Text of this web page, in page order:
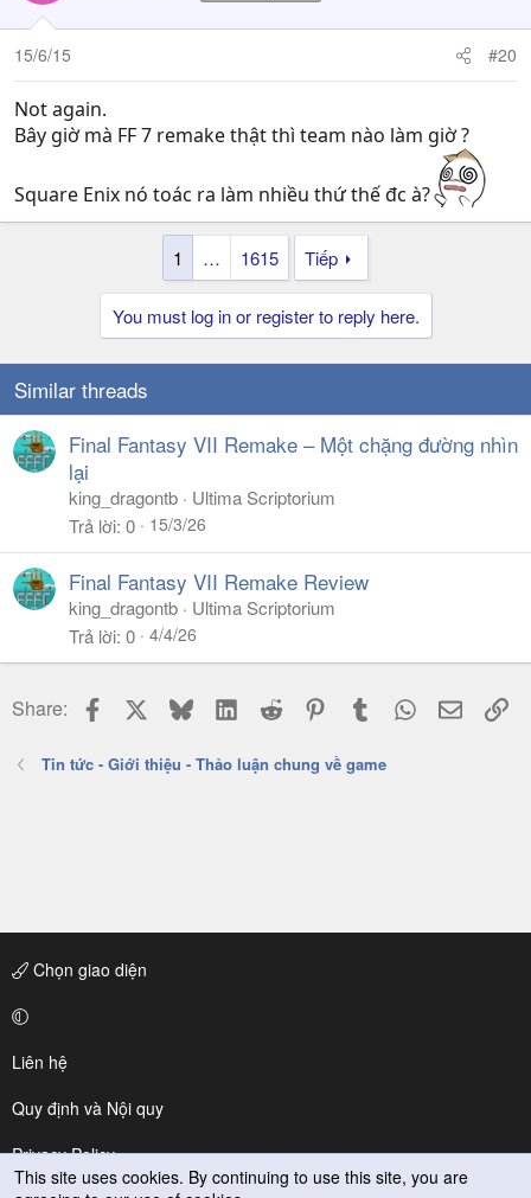
15/6/15 #20
Not again.
Bây giờ mà FF 7 remake thật thì team nào làm giờ ?
Square Enix nó toác ra làm nhiều thứ thế đc à?
1 … 1615 Tiếp
You must log in or register to reply here.
Similar threads
Final Fantasy VII Remake – Một chặng đường nhìn
lại
king_dragontb
Ultima Scriptorium
Trả lời 0 15/3/26
Final Fantasy VII Remake Review
king_dragontb
Ultima Scriptorium
Trả lời 0 4/4/26
Share: Facebook BlueskyLinkedIn
Reddit PinterestTumblr WhatsApp
Email
Tin tức - Giới thiệu - Thảo luận chung về game
Chọn giao diện
Liên hệ
Quy định và Nội quy
Privacy Policy
This site uses cookies. By continuing to use this site, you are